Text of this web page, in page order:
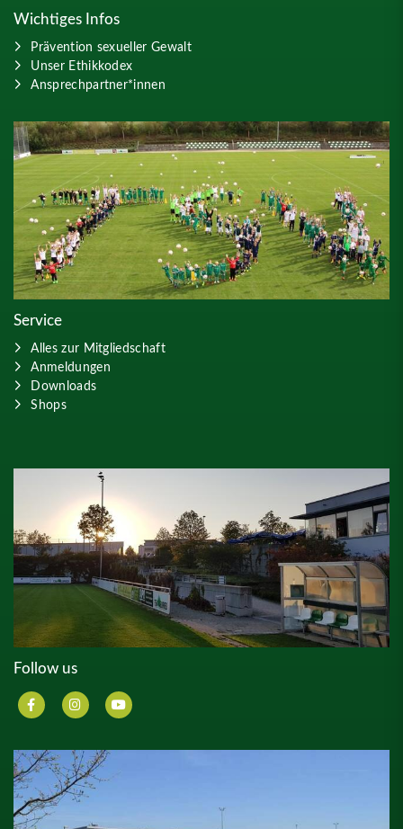
Wichtiges Infos
Prävention sexueller Gewalt
Unser Ethikkodex
Ansprechpartner*innen
Service
Alles zur Mitgliedschaft
Anmeldungen
Downloads
Shops
Follow us